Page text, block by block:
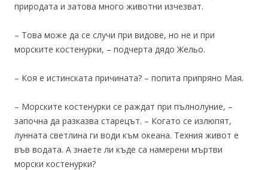
природата и затова много животни изчезват.
– Това може да се случи при видове, но не и при
морските костенурки, – подчерта дядо Жельо.
– Коя е истинската причината? – попита припряно Мая.
– Морските костенурки се раждат при пълнолуние, –
започна да разказва старецът. – Когато се излюпят,
лунната светлина ги води към океана. Техния живот е
във водата. А знаете ли къде са намерени мъртви
морски костенурки?